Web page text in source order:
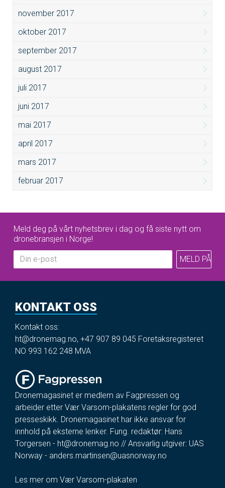
november 2017
oktober 2017
september 2017
august 2017
juli 2017
juni 2017
mai 2017
april 2017
mars 2017
februar 2017
Meld deg på vårt nyhetsbrev i dag og få siste nytt om
dronebransjen i Norge!
KONTAKT OSS
Kontakt oss:
ht@dronemag.no, +47 907 89 045 Foretaksregisteret
NO 993 162 248 MVA
Dronemagasinet er medlem av Fagpressen og
arbeider etter Vær Varsom-plakatens regler for god
presseskikk. Dronemagasinet har ikke ansvar for
innhold på eksterne lenker. Fung. redaktør: Hans
Torgersen - ht@dronemag.no // Ansvarlig utgiver: UAS
Norway - anders.martinsen@uasnorway.no
Les mer om Vær Varsom-plakaten